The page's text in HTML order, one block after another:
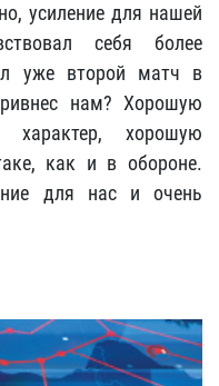
усиление для нашей
себя более
уже второй матч в
нам? Хорошую
характер, хорошую
как и в обороне.
для нас и очень